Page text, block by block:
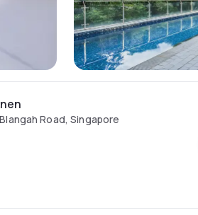
Road, Singapore